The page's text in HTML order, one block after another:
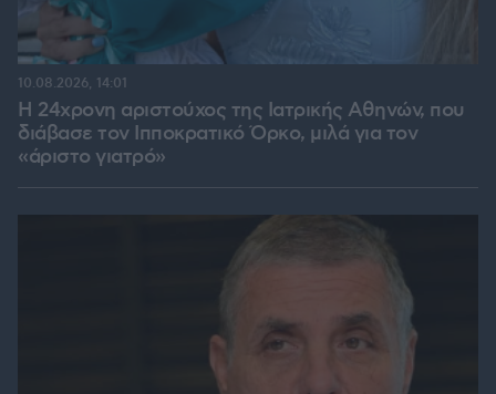
Η 24χρονη αριστούχος της Ιατρικής Αθηνών, που
διάβασε τον Ιπποκρατικό Όρκο, μιλά για τον
«άριστο γιατρό»
10.08.2026, 14:01